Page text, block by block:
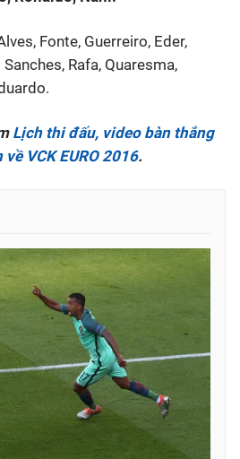
Fonte, Guerreiro, Eder,
Rafa, Quaresma,
Lịch thi đấu, video bàn thắng
VCK EURO 2016.